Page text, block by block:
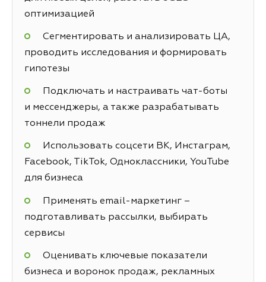
оптимизацией
Сегментировать и анализировать ЦА,
проводить исследования и формировать
гипотезы
Подключать и настраивать чат-боты
и мессенджеры, а также разрабатывать
тоннели продаж
Использовать соцсети ВК, Инстаграм,
Facebook, TikTok, Одноклассники, YouTube
для бизнеса
Применять email-маркетинг –
подготавливать рассылки, выбирать
сервисы
Оценивать ключевые показатели
бизнеса и воронок продаж, рекламных